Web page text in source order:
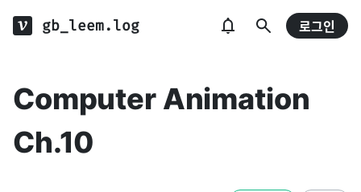
gb_leem.log 로그인
Computer Animation
Ch.10